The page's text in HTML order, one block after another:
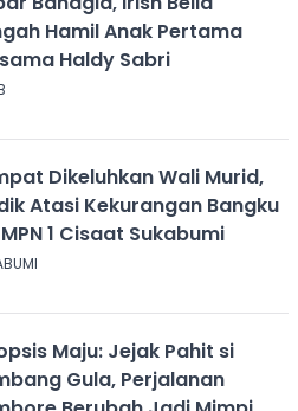
Hamil Anak Pertama
Haldy Sabri
Dikeluhkan Wali Murid,
Atasi Kekurangan Bangku
1 Cisaat Sukabumi
Maju: Jejak Pahit si
Gula, Perjalanan